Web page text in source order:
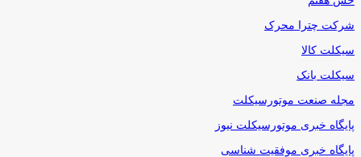
شرکت چترا محرک
سیکلت کالا
سیکلت بانک
مجله صنعت موتورسیکلت
پایگاه خبری موتورسیکلت نیوز
پایگاه خبری موفقیت شناسی